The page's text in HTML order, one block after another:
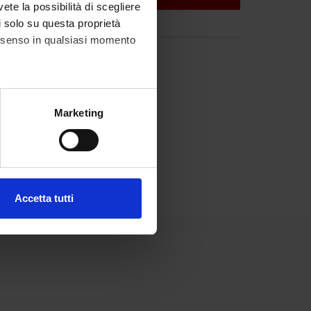
la possibilità di scegliere
su questa proprietà
in qualsiasi momento
metro,Marketing
Accetta tutti